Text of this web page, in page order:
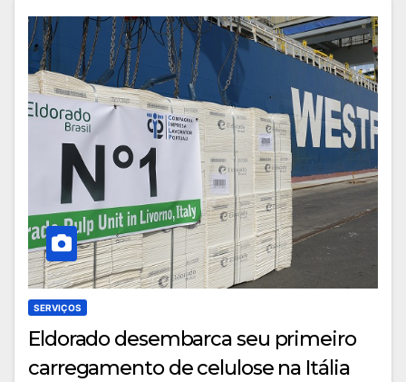
SERVIÇOS
Eldorado desembarca seu primeiro
carregamento de celulose na Itália